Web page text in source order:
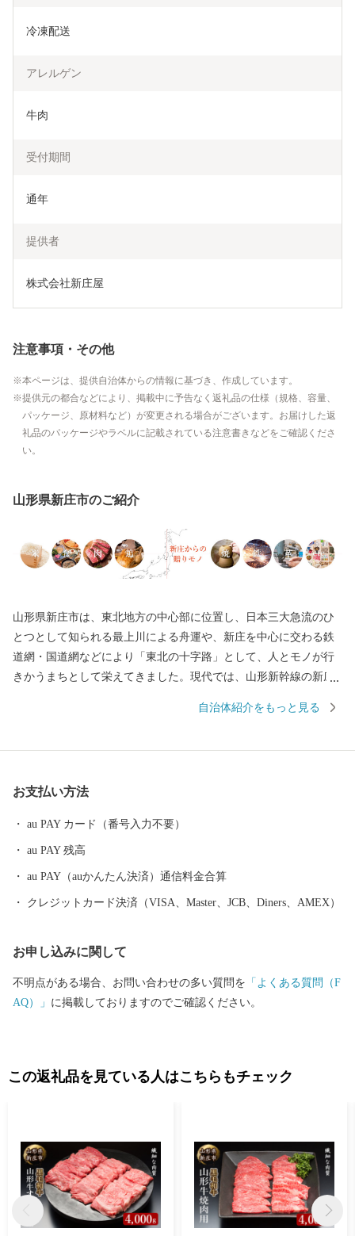
冷凍配送
アレルゲン
牛肉
受付期間
通年
提供者
株式会社新庄屋
注意事項・その他
本ページは、提供自治体からの情報に基づき、作成しています。
提供元の都合などにより、掲載中に予告なく返礼品の仕様（規格、容量、
パッケージ、原材料など）が変更される場合がございます。お届けした返
礼品のパッケージやラベルに記載されている注意書きなどをご確認くださ
い。
山形県新庄市のご紹介
山形県新庄市は、東北地方の中心部に位置し、日本三大急流のひ
とつとして知られる最上川による舟運や、新庄を中心に交わる鉄
道網・国道網などにより「東北の十字路」として、人とモノが行
きかうまちとして栄えてきました。現代では、山形新幹線の新庄
たことや、近県を結ぶ高速自動車道の中心地として整備が進むな
た、歴史と文化に彩られたまちでもあります。 これまで培ってき
た都市基盤を土台として、さらに質の高い都市機能と快適性のな
ができる『田園都市』を目指し、まちづくりを進めています。
新庄市はふるさと納税の基準に適合しているとして、総務大臣の
指定を受けています。指定期間内に新庄市にふるさと納税をする
はワンストップ特例申告書の提出を要します。 ▪指定期間 令和5
年10月1日～令和6年9月30日 ▪指定根拠 地方税法第37条の2第2項
及び同第314条の7第2項
自治体紹介をもっと見る
お支払い方法
au PAY カード（番号入力不要）
au PAY 残高
au PAY（auかんたん決済）通信料金合算
クレジットカード決済（VISA、Master、JCB、Diners、AMEX）
お申し込みに関して
不明点がある場合、お問い合わせの多い質問を 「よくある質問（F
AQ）」 に掲載しておりますのでご確認ください。
この返礼品を見ている人はこちらもチェック